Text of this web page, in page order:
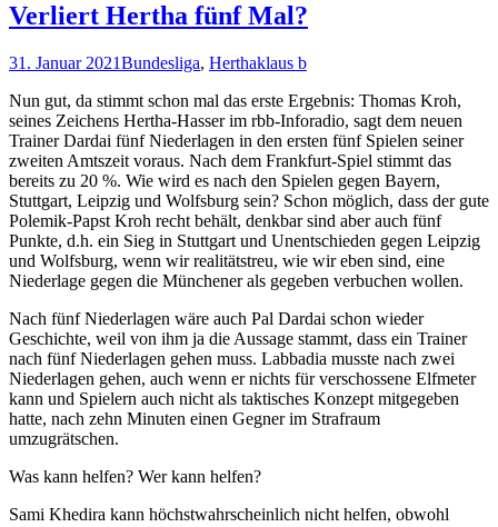
Verliert Hertha fünf Mal?
31. Januar 2021Bundesliga, Herthaklaus b
Nun gut, da stimmt schon mal das erste Ergebnis: Thomas Kroh,
seines Zeichens Hertha-Hasser im rbb-Inforadio, sagt dem neuen
Trainer Dardai fünf Niederlagen in den ersten fünf Spielen seiner
zweiten Amtszeit voraus. Nach dem Frankfurt-Spiel stimmt das
bereits zu 20 %. Wie wird es nach den Spielen gegen Bayern,
Stuttgart, Leipzig und Wolfsburg sein? Schon möglich, dass der gute
Polemik-Papst Kroh recht behält, denkbar sind aber auch fünf
Punkte, d.h. ein Sieg in Stuttgart und Unentschieden gegen Leipzig
und Wolfsburg, wenn wir realitätstreu, wie wir eben sind, eine
Niederlage gegen die Münchener als gegeben verbuchen wollen.
Nach fünf Niederlagen wäre auch Pal Dardai schon wieder
Geschichte, weil von ihm ja die Aussage stammt, dass ein Trainer
nach fünf Niederlagen gehen muss. Labbadia musste nach zwei
Niederlagen gehen, auch wenn er nichts für verschossene Elfmeter
kann und Spielern auch nicht als taktisches Konzept mitgegeben
hatte, nach zehn Minuten einen Gegner im Strafraum
umzugrätschen.
Was kann helfen? Wer kann helfen?
Sami Khedira kann höchstwahrscheinlich nicht helfen, obwohl